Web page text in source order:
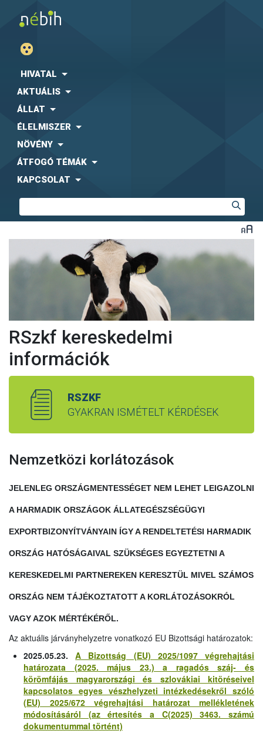
HIVATAL
AKTUÁLIS
ÁLLAT
ÉLELMISZER
NÖVÉNY
ÁTFOGÓ TÉMÁK
KAPCSOLAT
RSzkf kereskedelmi
információk
RSZKF
GYAKRAN ISMÉTELT KÉRDÉSEK
Nemzetközi korlátozások
JELENLEG ORSZÁGMENTESSÉGET NEM LEHET LEIGAZOLNI
A HARMADIK ORSZÁGOK ÁLLATEGÉSZSÉGÜGYI
EXPORTBIZONYÍTVÁNYAIN ÍGY A RENDELTETÉSI HARMADIK
ORSZÁG HATÓSÁGAIVAL SZÜKSÉGES EGYEZTETNI A
KERESKEDELMI PARTNEREKEN KERESZTÜL MIVEL SZÁMOS
ORSZÁG NEM TÁJÉKOZTATOTT A KORLÁTOZÁSOKRÓL
VAGY AZOK MÉRTÉKÉRŐL.
Az aktuális járványhelyzetre vonatkozó EU Bizottsági határozatok:
2025.05.23.A Bizottság (EU) 2025/1097 végrehajtási
határozata (2025. május 23.) a ragadós száj- és
körömfájás magyarországi és szlovákiai kitöréseivel
kapcsolatos egyes vészhelyzeti intézkedésekről szóló
(EU) 2025/672 végrehajtási határozat mellékletének
módosításáról (az értesítés a C(2025) 3463. számú
dokumentummal történt)